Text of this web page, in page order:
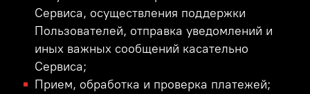
Сервиса, осуществления поддержки
Пользователей, отправка уведомлений и
иных важных сообщений касательно
Сервиса;
Прием, обработка и проверка платежей;